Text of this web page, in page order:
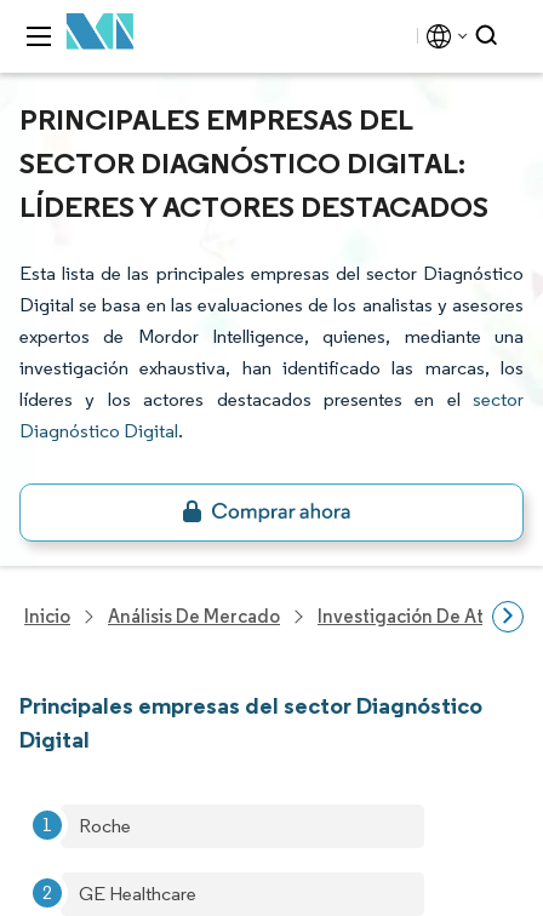
PRINCIPALES EMPRESAS DEL
SECTOR DIAGNÓSTICO DIGITAL:
LÍDERES Y ACTORES DESTACADOS
Esta lista de las principales empresas del sector Diagnóstico
Digital se basa en las evaluaciones de los analistas y asesores
expertos de Mordor Intelligence, quienes, mediante una
investigación exhaustiva, han identificado las marcas, los
líderes y los actores destacados presentes en el sector
Diagnóstico Digital.
Inicio Análisis De Mercado Investigación De
Principales empresas del sector Diagnóstico
Digital
Roche
GE Healthcare